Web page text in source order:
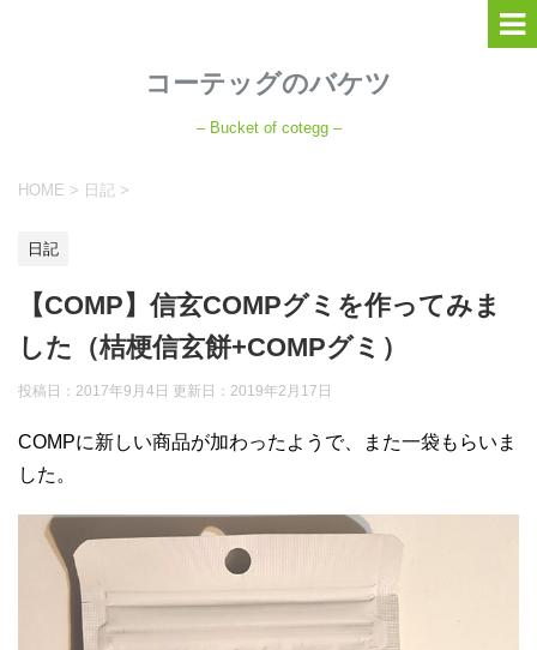
コーテッグのバケツ
– Bucket of cotegg –
HOME > 日記 >
日記
【COMP】信玄COMPグミを作ってみま
した（桔梗信玄餅+COMPグミ）
投稿日：2017年9月4日 更新日： 2019年2月17日
COMPに新しい商品が加わったようで、また一袋もらいま
した。